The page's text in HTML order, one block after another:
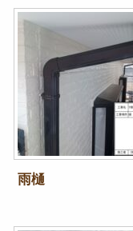
雨樋